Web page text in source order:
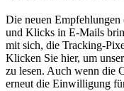
Die neuen
und Klicks in E-Mails
mit sich, die Tracking-
Klicken Sie hier, um
zu lesen. Auch wenn die
erneut die Einwilligung